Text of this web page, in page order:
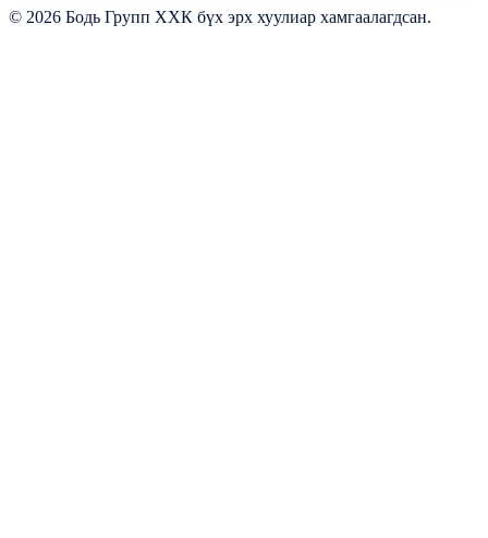
© 2026 Бодь Групп ХХК бүх эрх хуулиар хамгаалагдсан.